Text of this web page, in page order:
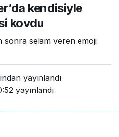
kovdukendisiyle
kovdu
sonra selam veren emoji
yayınlandı
yayınlandı